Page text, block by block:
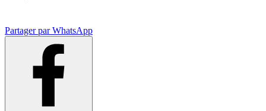
Partager par WhatsApp